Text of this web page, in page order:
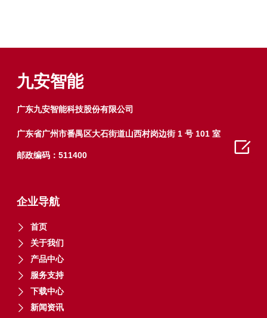
九安智能
广东九安智能科技股份有限公司
广东省广州市番禺区大石街道山西村岗边街 1 号 101 室
邮政编码：511400
企业导航
首页
关于我们
产品中心
服务支持
下载中心
新闻资讯
